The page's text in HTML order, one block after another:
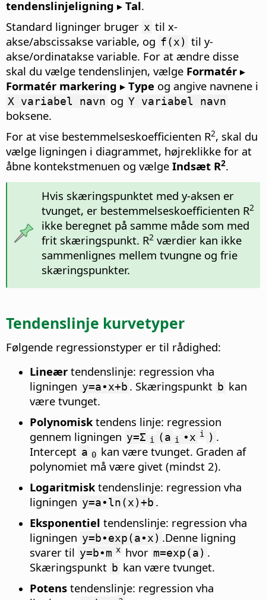
tendenslinjeligning ▸ Tal.
Standard ligninger bruger x til x-
akse/abscissakse variable, og f(x) til y-
akse/ordinatakse variable. For at ændre disse
skal du vælge tendenslinjen, vælge Formatér ▸
Formatér markering ▸ Type og angive navnene i
X variabel navn og Y variabel navn
boksene.
For at vise bestemmelseskoefficienten R2, skal du
vælge ligningen i diagrammet, højreklikke for at
åbne kontekstmenuen og vælge Indsæt R2.
Hvis skæringspunktet med y-aksen er
tvunget, er bestemmelseskoefficienten R2
ikke beregnet på samme måde som med
frit skæringspunkt. R2værdier kan ikke
sammenlignes mellem tvungne og frie
skæringspunkter.
Tendenslinje kurvetyper
Følgende regressionstyper er til rådighed:
Lineær tendenslinje: regression vha
ligningen y=a∙x+b . Skæringspunkt b kan
være tvunget.
Polynomisk tendens linje: regression
gennem ligningen y=Σ i (a i ∙x i ) .
Intercept a 0 kan være tvunget. Graden af
polynomiet må være givet (mindst 2).
Logaritmisk tendenslinje: regression vha
ligningen y=a∙ln(x)+b .
Eksponentiel tendenslinje: regression vha
ligningen y=b∙exp(a∙x) .Denne ligning
svarer til y=b∙m x hvor m=exp(a) .
Skæringspunkt b kan være tvunget.
Potens tendenslinje: regression vha